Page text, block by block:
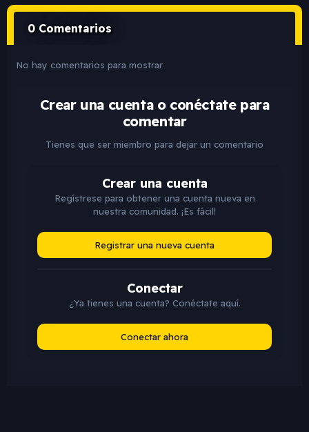
0 Comentarios
No hay comentarios para mostrar
Crear una cuenta o conéctate para
comentar
Tienes que ser miembro para dejar un comentario
Crear una cuenta
Regístrese para obtener una cuenta nueva en
nuestra comunidad. ¡Es fácil!
Registrar una nueva cuenta
Conectar
¿Ya tienes una cuenta? Conéctate aquí.
Conectar ahora